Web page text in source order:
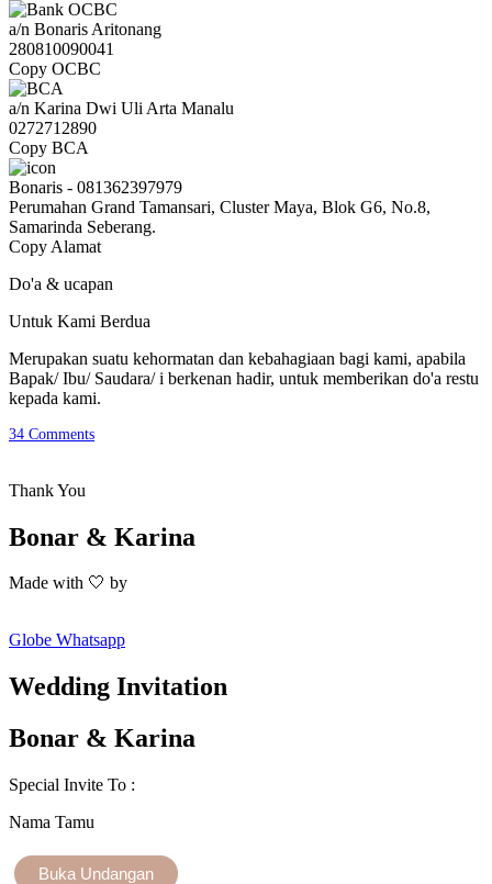
a/n Bonaris Aritonang
280810090041
Copy OCBC
a/n Karina Dwi Uli Arta Manalu
0272712890
Copy BCA
Bonaris - 081362397979
Perumahan Grand Tamansari, Cluster Maya, Blok G6, No.8,
Samarinda Seberang.
Copy Alamat
Do'a & ucapan
Untuk Kami Berdua
Merupakan suatu kehormatan dan kebahagiaan bagi kami, apabila
Bapak/ Ibu/ Saudara/ i berkenan hadir, untuk memberikan do'a restu
kepada kami.
34 Comments
Thank You
Bonar & Karina
Made with 🤍 by
Globe Whatsapp
Wedding Invitation
Bonar & Karina
Special Invite To :
Nama Tamu
Buka Undangan